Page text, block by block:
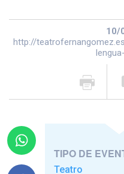
10/
http://
TIPO DE
Teatro